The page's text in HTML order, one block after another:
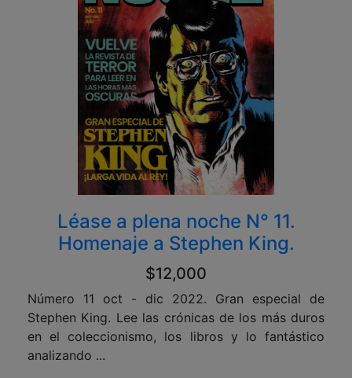
Léase a plena noche N° 11.
Homenaje a Stephen King.
$12,000
Número 11 oct - dic 2022. Gran especial de
Stephen King. Lee las crónicas de los más duros
en el coleccionismo, los libros y lo fantástico
analizando ...